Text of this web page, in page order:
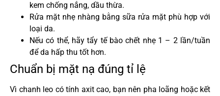
kem chống nắng, dầu thừa.
Rửa mặt nhẹ nhàng bằng sữa rửa mặt phù hợp với
loại da.
Nếu có thể, hãy tẩy tế bào chết nhẹ 1 – 2 lần/tuần
để da hấp thu tốt hơn.
Chuẩn bị mặt nạ đúng tỉ lệ
Vì chanh leo có tính axit cao, bạn nên pha loãng hoặc kết